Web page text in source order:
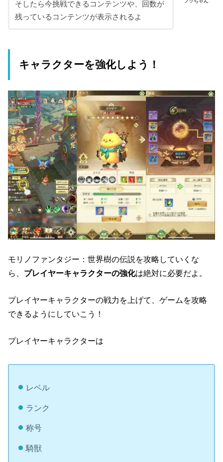
そしたら今挑戦できるコンテンツや、回数が
残っているコンテンツが表示されるよ
キャラクターを強化しよう！
モリノファンタジー：世界樹の伝説を攻略していくな
ら、 プレイヤーキャラクターの強化は絶対に必要だよ。
プレイヤーキャラクターの戦力を上げて、ゲームを攻略
できるようにしていこう！
プレイヤーキャラクターは
レベル
ランク
称号
騎獣